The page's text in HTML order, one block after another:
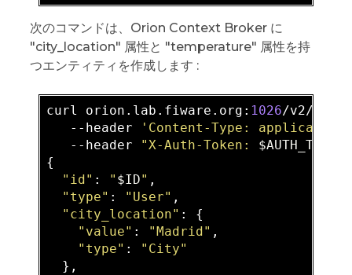
次のコマンドは、Orion Context Broker に
"city_location" 属性と "temperature" 属性を持
つエンティティを作成します :
curl orion.lab.fiware.org: 1026/v2/
   --header
'Content-Type:
   --header
"X-Auth-Token: $AUTH_TOKEN
{
"id" : " $ID" ,
"type" : "User" ,
"city_location" : {
"value" : "Madrid" ,
"type" :
"City"
  },